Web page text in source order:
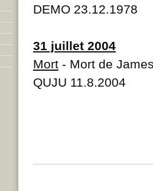
DEMO 23.12.1978
31 juillet 2004
Mort - Mort de
QUJU 11.8.2004